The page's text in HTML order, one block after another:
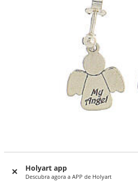
Holyart app
Descubra agora a APP de Holyart
Brincos prata 925 anjo pingente